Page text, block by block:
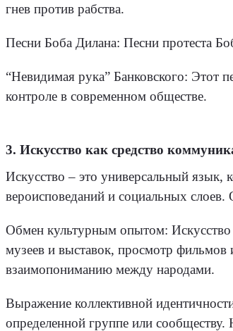
гнев против рабства.
Песни Боба Дилана: Песни протеста
“Невидимая рука” Банковского: Этот
контроле в современном обществе.
3. Искусство как средство
Искусство – это универсальный язык,
вероисповеданий и социальных
Обмен культурным опытом: Искусство
музеев и выставок, просмотр фильмов
взаимопониманию между народами.
Выражение коллективной
определенной группе или